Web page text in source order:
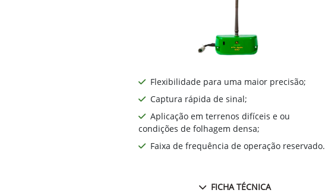
Flexibilidade para uma maior precisão;
Captura rápida de sinal;
Aplicação em terrenos difíceis e ou
condições de folhagem densa;
Faixa de frequência de operação reservado.
FICHA TÉCNICA